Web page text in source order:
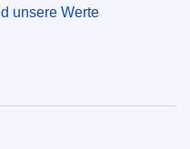
unsere Werte